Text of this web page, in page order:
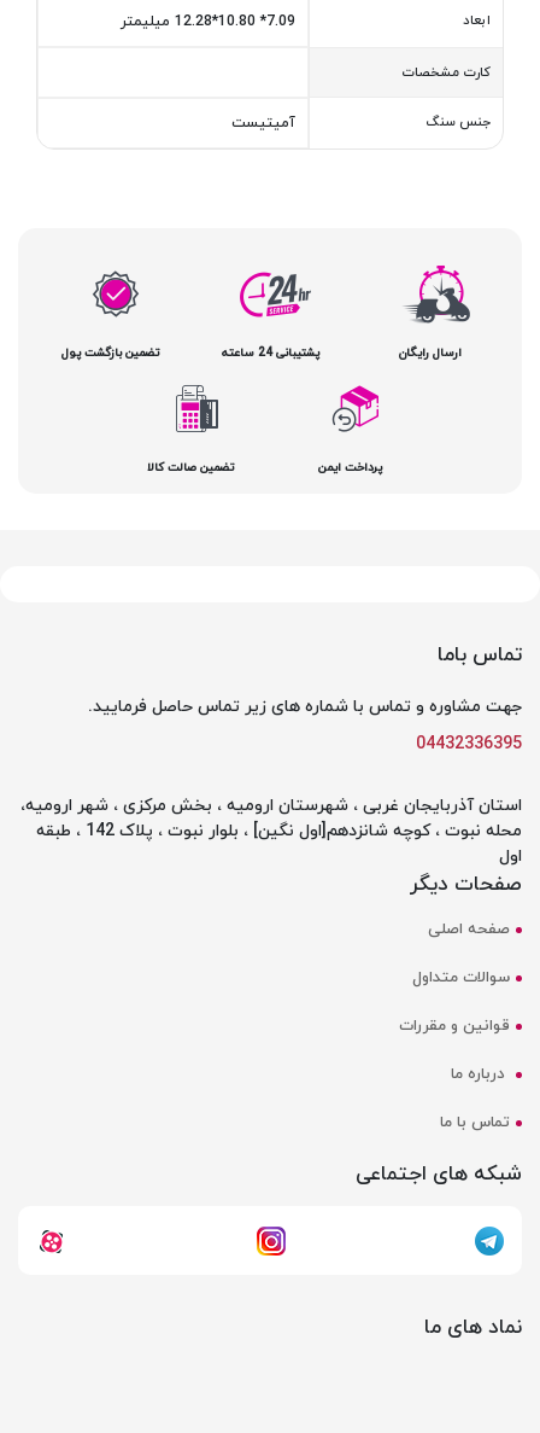
ابعاد 7.09* 10.80*12.28 میلیمتر
کارت مشخصات
جنس سنگ آمیتیست
ارسال رایگان پشتیبانی 24 ساعته تضمین بازگشت پول
پرداخت ایمن تضمین صالت کالا
تماس باما
جهت مشاوره و تماس با شماره های زیر تماس حاصل فرمایید.
04432336395
استان آذربایجان غربی ، شهرستان ارومیه ، بخش مرکزی ، شهر ارومیه،
محله نبوت ، کوچه شانزدهم[اول نگین] ، بلوار نبوت ، پلاک 142 ، طبقه
اول
صفحات دیگر
صفحه اصلی
سوالات متداول
قوانین و مقررات
درباره ما
تماس با ما
شبکه های اجتماعی
نماد های ما